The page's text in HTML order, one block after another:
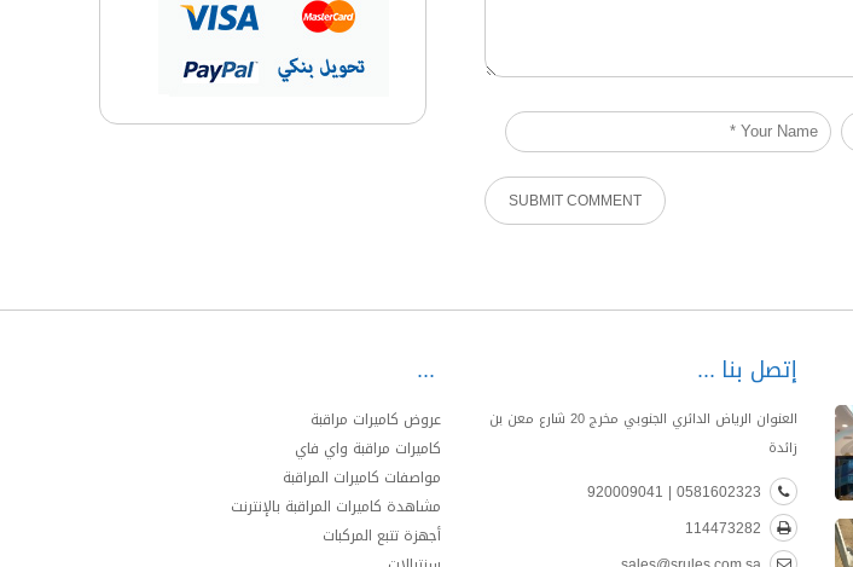
إتصل بنا
العنوان الرياض الدائري الجنوبي مخرج 20 شارع معن بن
زائدة
0581602323 | 920009041
114473282
عروض كاميرات مراقبة
كاميرات مراقبة واي فاي
مواصفات كاميرات المراقبة
مشاهدة كاميرات المراقبة بالإنترنت
أجهزة تتبع المركبات